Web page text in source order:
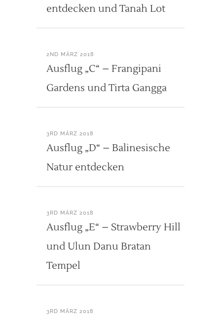
entdecken und Tanah Lot
2ND MÄRZ 2018
Ausflug „C“ – Frangipani
Gardens und Tirta Gangga
3RD MÄRZ 2018
Ausflug „D“ – Balinesische
Natur entdecken
3RD MÄRZ 2018
Ausflug „E“ – Strawberry Hill
und Ulun Danu Bratan
Tempel
3RD MÄRZ 2018